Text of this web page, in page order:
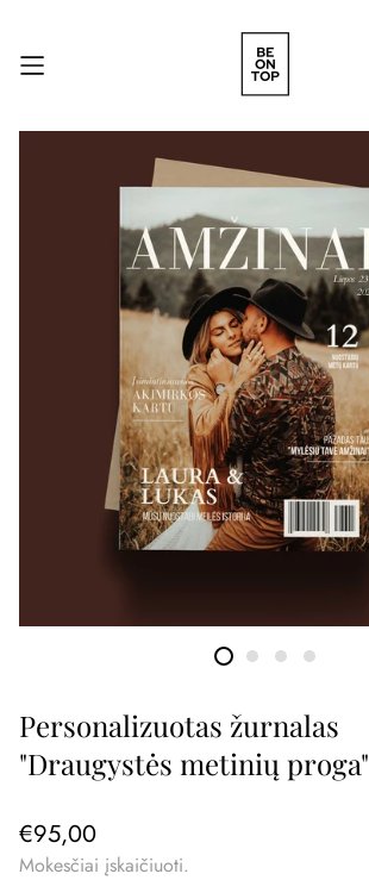
Personalizuotas žurnalas
"Draugystės metinių proga"
€95,00
Mokesčiai įskaičiuoti.